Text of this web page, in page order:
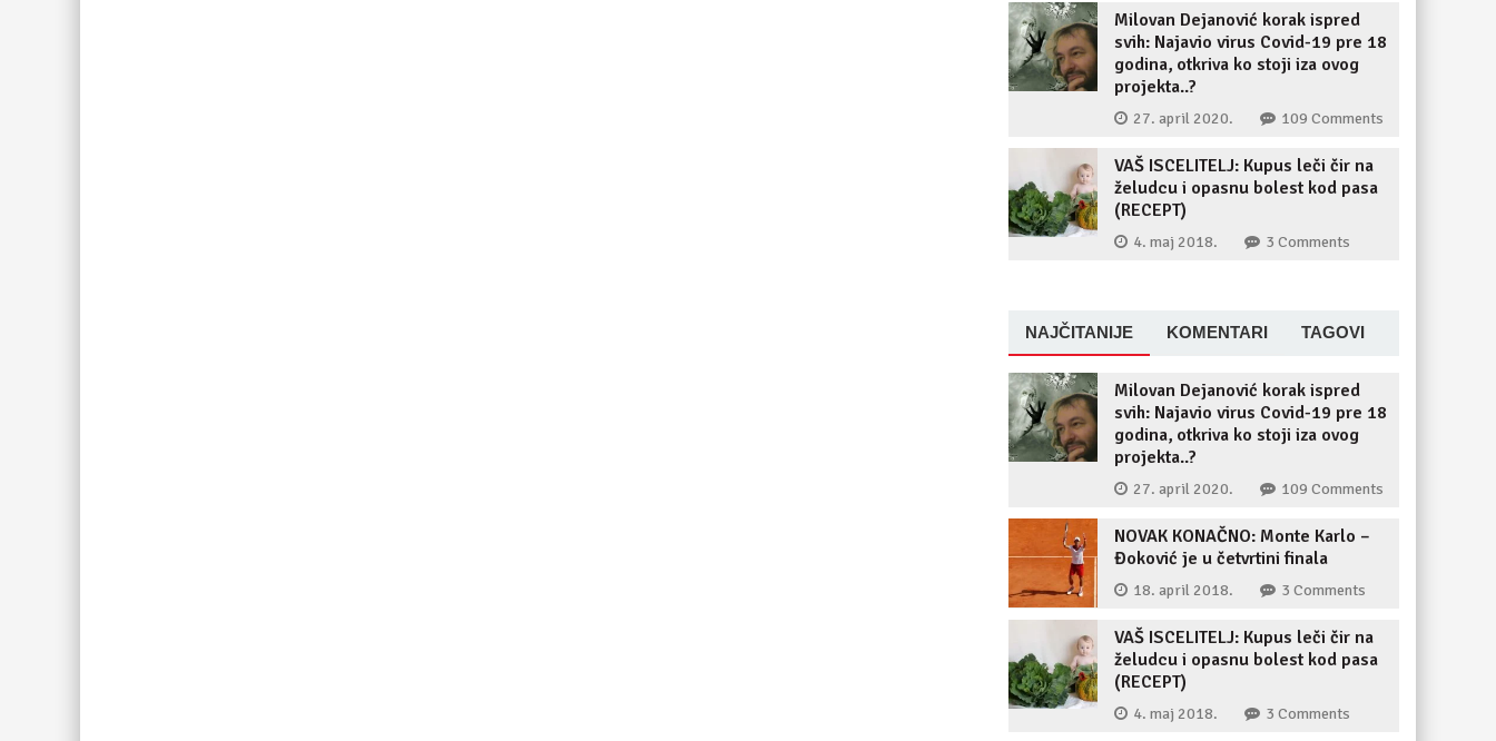
Milovan Dejanović korak ispred
svih: Najavio virus Covid-19 pre 18
godina, otkriva ko stoji iza ovog
projekta..?
27. april 2020. 109 Comments
VAŠ ISCELITELJ: Kupus leči čir na
želudcu i opasnu bolest kod pasa
(RECEPT)
4. maj 2018. 3 Comments
NAJČITANIJE KOMENTARI TAGOVI
Milovan Dejanović korak ispred
svih: Najavio virus Covid-19 pre 18
godina, otkriva ko stoji iza ovog
projekta..?
27. april 2020. 109 Comments
NOVAK KONAČNO: Monte Karlo –
Đoković je u četvrtini finala
18. april 2018. 3 Comments
VAŠ ISCELITELJ: Kupus leči čir na
želudcu i opasnu bolest kod pasa
(RECEPT)
4. maj 2018. 3 Comments